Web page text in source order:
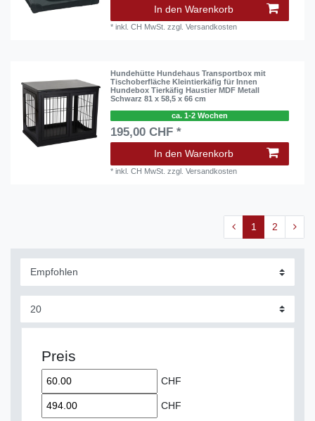
In den Warenkorb
*inkl. CH MwSt. zzgl.Versandkosten
Hundehütte Hundehaus Transportbox mit
Tischoberfläche Kleintierkäfig für Innen
Hundebox Tierkäfig Haustier MDF Metall
Schwarz 81 x 58,5 x 66 cm
ca. 1-2 Wochen
195,00 CHF *
In den Warenkorb
*inkl. CH MwSt. zzgl.Versandkosten
1 2
Preis
CHF
CHF